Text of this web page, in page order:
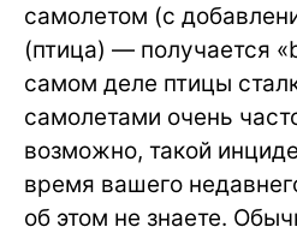
самолетом (с
(птица) — получается
самом деле птицы
самолетами очень
возможно, такой
время вашего
об этом не знаете.